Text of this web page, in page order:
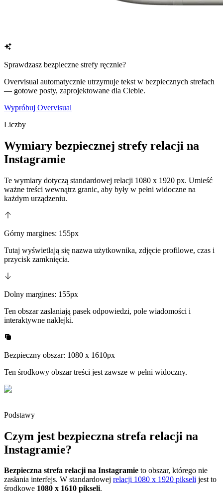
Sprawdzasz bezpieczne strefy ręcznie?
Overvisual automatycznie utrzymuje tekst w bezpiecznych strefach
— gotowe posty, zaprojektowane dla Ciebie.
Wypróbuj Overvisual
Liczby
Wymiary bezpiecznej strefy relacji na
Instagramie
Te wymiary dotyczą standardowej relacji 1080 x 1920 px. Umieść
ważne treści wewnątrz granic, aby były w pełni widoczne na
każdym urządzeniu.
Górny margines: 155px
Tutaj wyświetlają się nazwa użytkownika, zdjęcie profilowe, czas i
przycisk zamknięcia.
Dolny margines: 155px
Ten obszar zasłaniają pasek odpowiedzi, pole wiadomości i
interaktywne naklejki.
Bezpieczny obszar: 1080 x 1610px
Ten środkowy obszar treści jest zawsze w pełni widoczny.
Podstawy
Czym jest bezpieczna strefa relacji na
Instagramie?
Bezpieczna strefa relacji na Instagramie to obszar, którego nie
zasłania interfejs. W standardowej relacji 1080 x 1920 pikseli jest to
środkowe 1080 x 1610 pikseli.